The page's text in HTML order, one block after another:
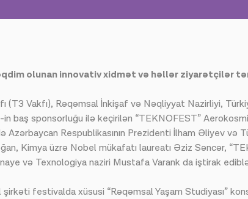
olunan innovativ xidmət və həllər ziyarətçilər
(T3 Vakfı), Rəqəmsal İnkişaf və Nəqliyyat Nazirliyi,
baş sponsorluğu ilə keçirilən “TEKNOFEST”
Respublikasının Prezidenti İlham Əliyev və
Kimya üzrə Nobel mükafatı laureatı Əziz Səncər,
və Texnologiya naziri Mustafa Varank da iştirak
festivalda xüsusi “Rəqəmsal Yaşam Studiyası”